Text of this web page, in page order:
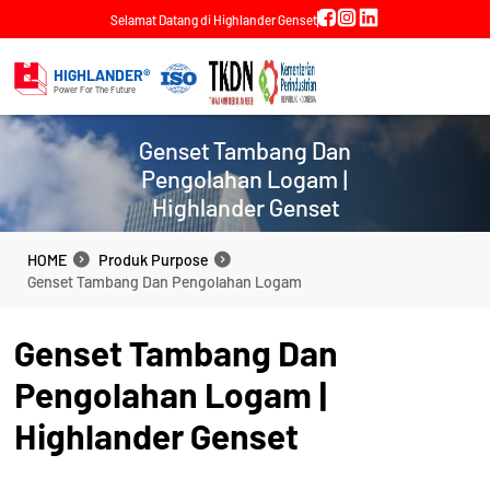
Selamat Datang di Highlander Genset
HIGHLANDER®
Power For The Future
Genset Tambang Dan
Pengolahan Logam |
Highlander Genset
HOME
Produk Purpose
Genset Tambang Dan Pengolahan Logam
HOME
Produk Purpose
Genset Tambang Dan Pengolahan Logam
Genset Tambang Dan
Pengolahan Logam |
Highlander Genset